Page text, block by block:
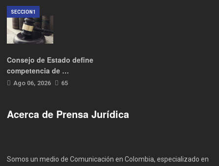
Consejo de Estado define
competencia de …
Ago 06, 2026 65
SECCION1
Acerca de Prensa Jurídica
Somos un medio de Comunicación en Colombia, especializado en